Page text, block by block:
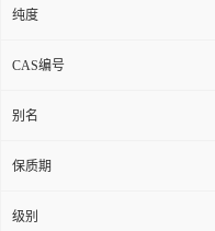
纯度
CAS编号
别名
保质期
级别